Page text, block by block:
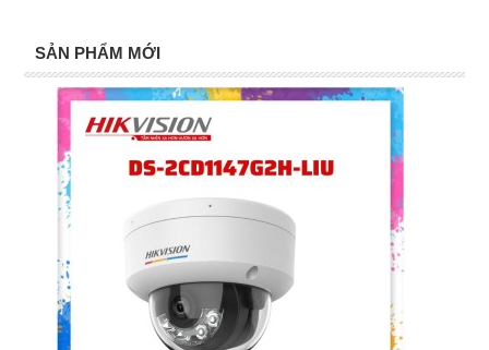
SẢN PHẨM MỚI